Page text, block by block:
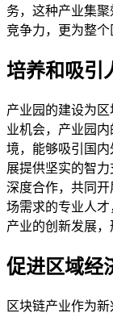
务，这种产业集
竞争力，更为整个
培养和吸引
产业园的建设为
业机会，产业园
境，能够吸引国
展提供坚实的智
深度合作，共同
场需求的专业人
产业的创新发展，
促进区域经
区块链产业作为